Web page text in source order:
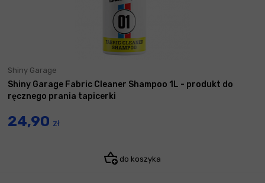
Shiny Garage
Shiny Garage Fabric Cleaner Shampoo 1L - produkt do
ręcznego prania tapicerki
24,90 zł
do koszyka